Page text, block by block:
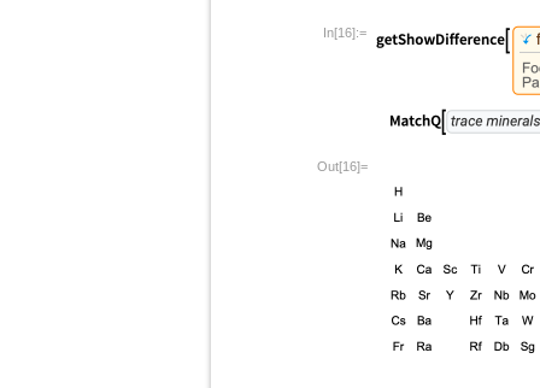
In[16]:=
Out[16]=